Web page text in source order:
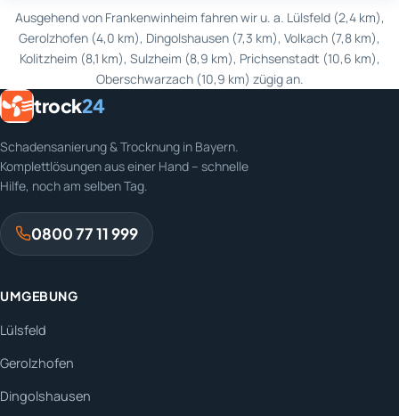
Ausgehend von Frankenwinheim fahren wir u. a. Lülsfeld (2,4 km),
Gerolzhofen (4,0 km), Dingolshausen (7,3 km), Volkach (7,8 km),
Kolitzheim (8,1 km), Sulzheim (8,9 km), Prichsenstadt (10,6 km),
Oberschwarzach (10,9 km) zügig an.
trock24
Schadensanierung & Trocknung in Bayern.
Komplettlösungen aus einer Hand – schnelle
Hilfe, noch am selben Tag.
0800 77 11 999
UMGEBUNG
Lülsfeld
Gerolzhofen
Dingolshausen